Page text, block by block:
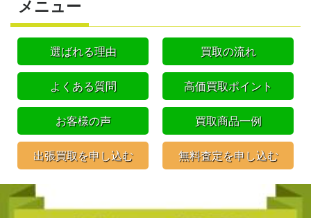
メニュー
選ばれる理由 買取の流れ
よくある質問 高価買取ポイント
お客様の声 買取商品一例
出張買取を申し込む 無料査定を申し込む